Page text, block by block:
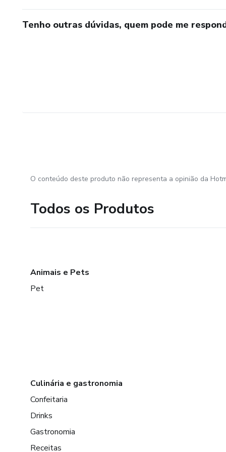
Tenho outras dúvidas, quem pode me
O conteúdo deste produto não representa a opinião da
Todos os Produtos
Animais e Pets
Pet
Culinária e gastronomia
Confeitaria
Drinks
Gastronomia
Receitas